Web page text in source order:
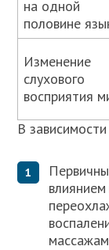
на одной
половине
Изменение
слухового
восприятия
В